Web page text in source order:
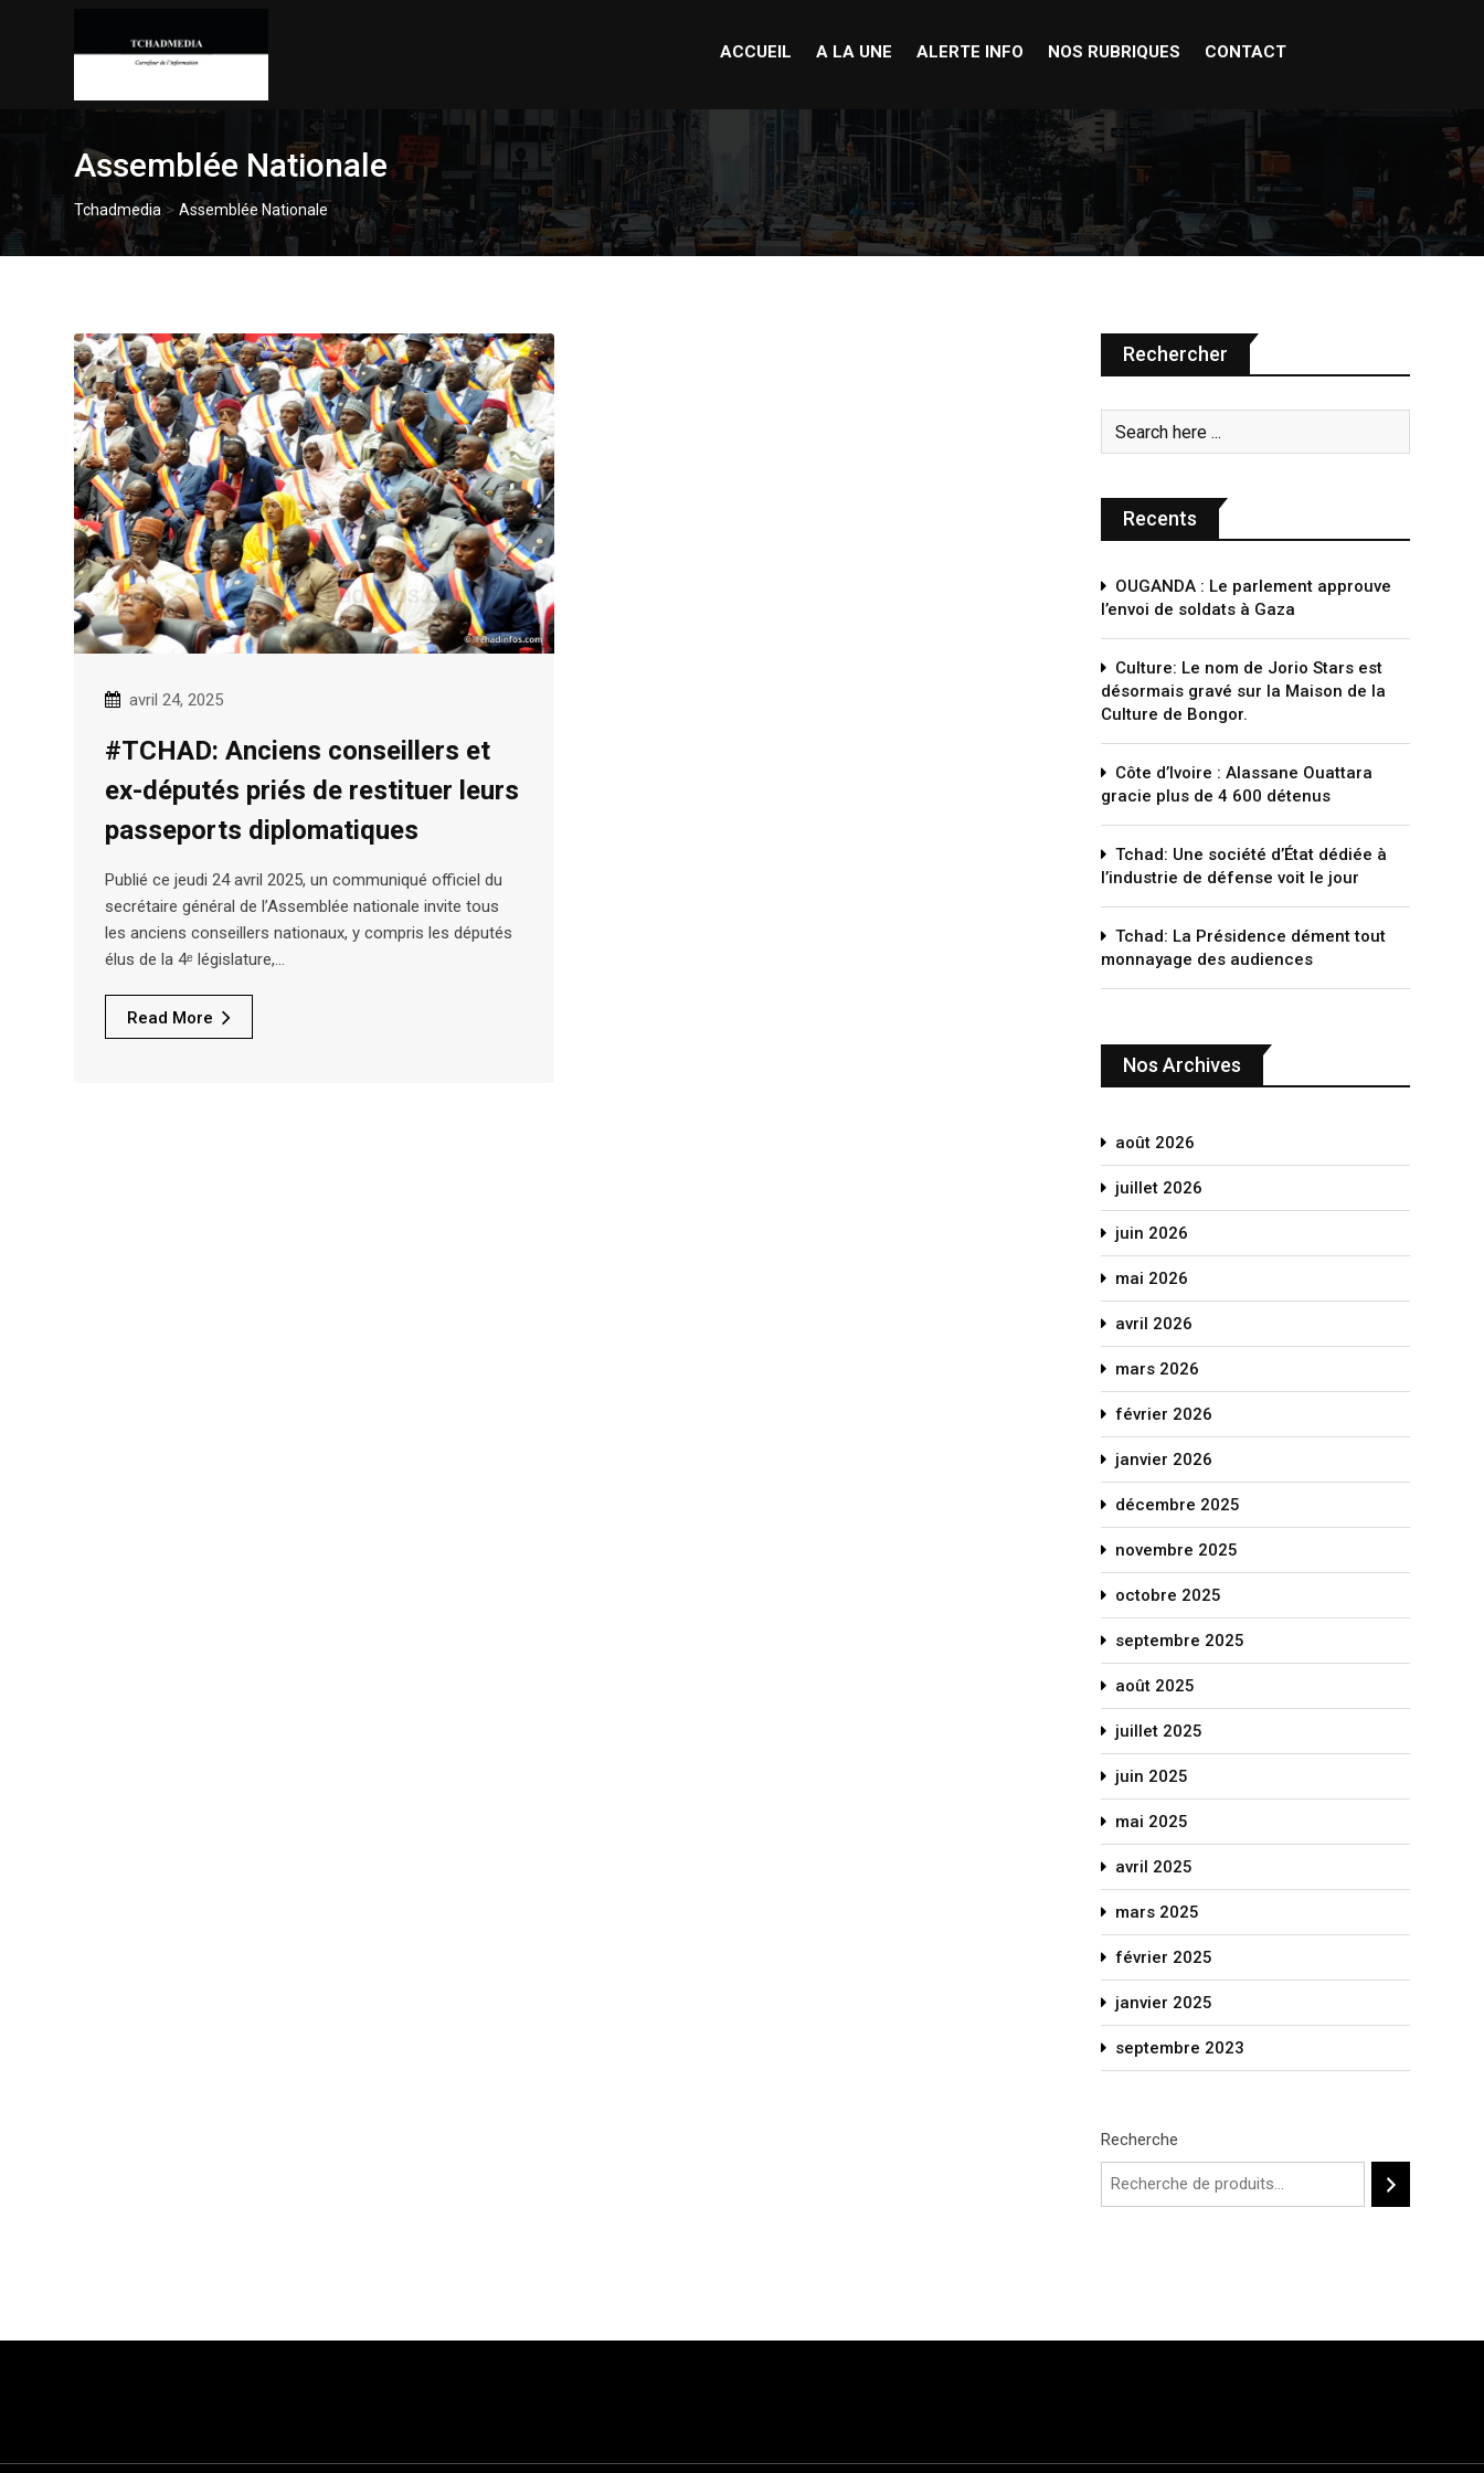
ACCUEIL A LA UNE ALERTE INFO NOS RUBRIQUES CONTACT
Assemblée Nationale
Tchadmedia> Assemblée Nationale
avril 24, 2025
#TCHAD: Anciens conseillers et
ex-députés priés de restituer leurs
passeports diplomatiques
Publié ce jeudi 24 avril 2025, un communiqué officiel du
secrétaire général de l’Assemblée nationale invite tous
les anciens conseillers nationaux, y compris les députés
élus de la 4ᵉ législature,…
Read More
Rechercher
Recents
OUGANDA : Le parlement approuve
l’envoi de soldats à Gaza
Culture: Le nom de Jorio Stars est
désormais gravé sur la Maison de la
Culture de Bongor.
Côte d’Ivoire : Alassane Ouattara
gracie plus de 4 600 détenus
Tchad: Une société d’État dédiée à
l’industrie de défense voit le jour
Tchad: La Présidence dément tout
monnayage des audiences
Nos Archives
août 2026
juillet 2026
juin 2026
mai 2026
avril 2026
mars 2026
février 2026
janvier 2026
décembre 2025
novembre 2025
octobre 2025
septembre 2025
août 2025
juillet 2025
juin 2025
mai 2025
avril 2025
mars 2025
février 2025
janvier 2025
septembre 2023
Recherche